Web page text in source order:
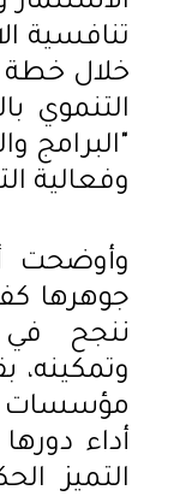
تنافسية
خلال خطة
التنموي
"البرامج
وفعالية
وأوضحت
جوهرها
ننجح في
وتمكينه،
مؤسسات
أداء